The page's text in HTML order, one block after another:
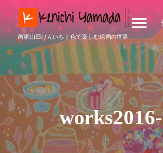
画家山田けんいち｜色で楽しむ絵画の世界